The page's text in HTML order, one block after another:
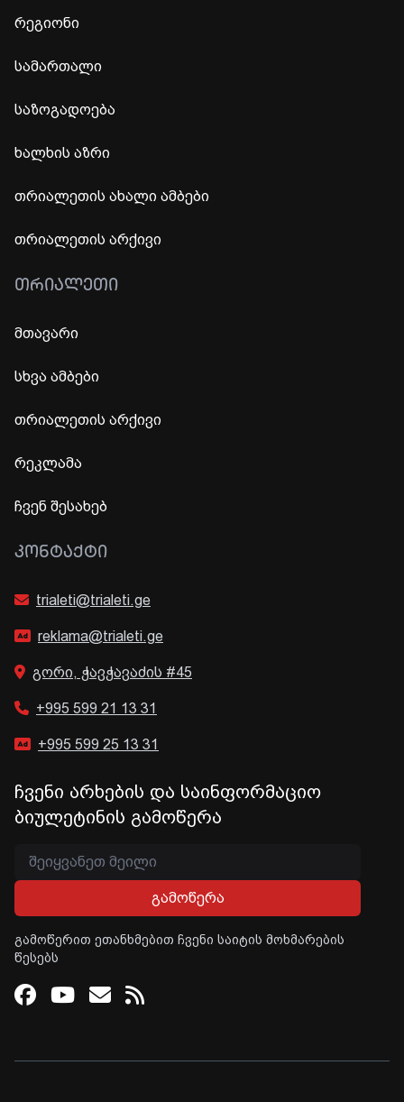
რეგიონი
სამართალი
საზოგადოება
ხალხის აზრი
თრიალეთის ახალი ამბები
თრიალეთის არქივი
ᲗᲠᲘᲐᲚᲔᲗᲘ
მთავარი
სხვა ამბები
თრიალეთის არქივი
რეკლამა
ჩვენ შესახებ
ᲙᲝᲜᲢᲐᲥᲢᲘ
trialeti@trialeti.ge
reklama@trialeti.ge
გორი, ჭავჭავაძის #45
+995 599 21 13 31
+995 599 25 13 31
ჩვენი არხების და საინფორმაციო
ბიულეტინის გამოწერა
გამოწერა
გამოწერით ეთანხმებით ჩვენი საიტის მოხმარების
წესებს
Facebook
Youtube
Email
RSS